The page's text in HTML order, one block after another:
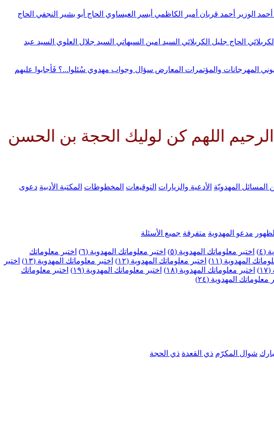
أحمد الوزير أحمد قربان أمير الكاظمي أيسر العيساوي الحاج أبو بشير النجفي الحاج
الحاج جليل الكربلائي السيد امين السيهاتي السيد جلال العلوي السيد عبد
المهرجانات والمؤتمرات المعارض سؤال وجواب مهدوي سُئلوا...؟ فَأجابوا عليهم
كن لوليك الحجة بن الحسن صلواتك
المسائل المهدويّة الأدعية والزيارات التوقيعات المخطوطات المكتبة الأدبية دعوى
مدعو المهدوية متفرقة جميع الأسئلة
(٤) اختبر معلوماتك المهدوية (٥) اختبر معلوماتك المهدوية (٦)
اختبر معلوماتك
المهدوية (١١) اختبر معلوماتك المهدوية (١٢) اختبر معلوماتك المهدوية (١٣)
اختبر
اختبر معلوماتك المهدوية (١٨) اختبر معلوماتك المهدوية (١٩)
اختبر معلوماتك
معلوماتك المهدوية (٢٤)
شوال المكرّم ذي القعدة ذي الحجة